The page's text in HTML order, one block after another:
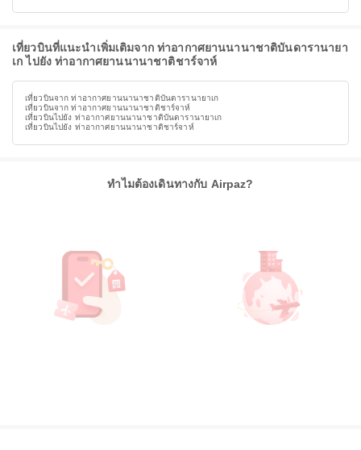
เที่ยวบินที่แนะนำเพิ่มเติมจาก ท่าอากาศยานนานาชาติบันดารานายา
เก ไปยัง ท่าอากาศยานนานาชาติชาร์จาห์
เที่ยวบินจาก ท่าอากาศยานนานาชาติบันดารานายาเก
เที่ยวบินจาก ท่าอากาศยานนานาชาติชาร์จาห์
เที่ยวบินไปยัง ท่าอากาศยานนานาชาติบันดารานายาเก
เที่ยวบินไปยัง ท่าอากาศยานนานาชาติชาร์จาห์
ทำไมต้องเดินทางกับ Airpaz?